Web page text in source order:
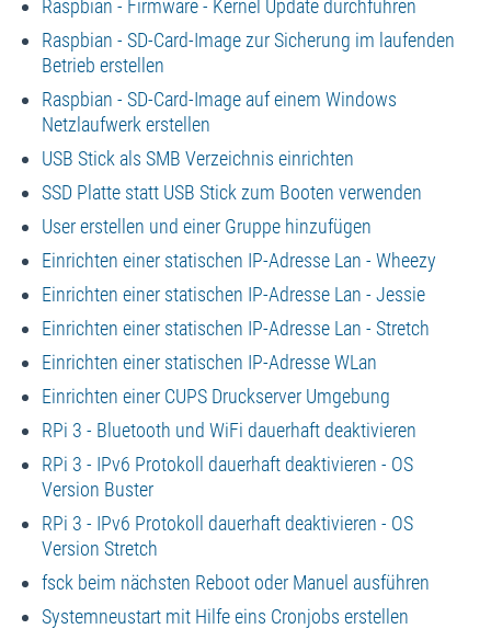
Raspbian - Firmware - Kernel Update durchführen
Raspbian - SD-Card-Image zur Sicherung im laufenden
Betrieb erstellen
Raspbian - SD-Card-Image auf einem Windows
Netzlaufwerk erstellen
USB Stick als SMB Verzeichnis einrichten
SSD Platte statt USB Stick zum Booten verwenden
User erstellen und einer Gruppe hinzufügen
Einrichten einer statischen IP-Adresse Lan - Wheezy
Einrichten einer statischen IP-Adresse Lan - Jessie
Einrichten einer statischen IP-Adresse Lan - Stretch
Einrichten einer statischen IP-Adresse WLan
Einrichten einer CUPS Druckserver Umgebung
RPi 3 - Bluetooth und WiFi dauerhaft deaktivieren
RPi 3 - IPv6 Protokoll dauerhaft deaktivieren - OS
Version Buster
RPi 3 - IPv6 Protokoll dauerhaft deaktivieren - OS
Version Stretch
fsck beim nächsten Reboot oder Manuel ausführen
Systemneustart mit Hilfe eins Cronjobs erstellen